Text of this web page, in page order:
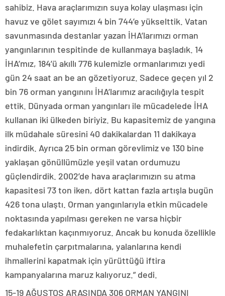
sahibiz. Hava araçlarımızın suya kolay ulaşması için
havuz ve gölet sayımızı 4 bin 744’e yükselttik. Vatan
savunmasında destanlar yazan İHA’larımızı orman
yangınlarının tespitinde de kullanmaya başladık. 14
İHA’mız, 184’ü akıllı 776 kulemizle ormanlarımızı yedi
gün 24 saat an be an gözetiyoruz. Sadece geçen yıl 2
bin 76 orman yangınını İHA’larımız aracılığıyla tespit
ettik. Dünyada orman yangınları ile mücadelede İHA
kullanan iki ülkeden biriyiz. Bu kapasitemiz de yangına
ilk müdahale süresini 40 dakikalardan 11 dakikaya
indirdik. Ayrıca 25 bin orman görevlimiz ve 130 bine
yaklaşan gönüllümüzle yeşil vatan ordumuzu
güçlendirdik. 2002’de hava araçlarımızın su atma
kapasitesi 73 ton iken, dört kattan fazla artışla bugün
426 tona ulaştı. Orman yangınlarıyla etkin mücadele
noktasında yapılması gereken ne varsa hiçbir
fedakarlıktan kaçınmıyoruz. Ancak bu konuda özellikle
muhalefetin çarpıtmalarına, yalanlarına kendi
ihmallerini kapatmak için yürüttüğü iftira
kampanyalarına maruz kalıyoruz.” dedi.
15-19 AĞUSTOS ARASINDA 306 ORMAN YANGINI